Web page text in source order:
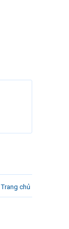
Trang chủ